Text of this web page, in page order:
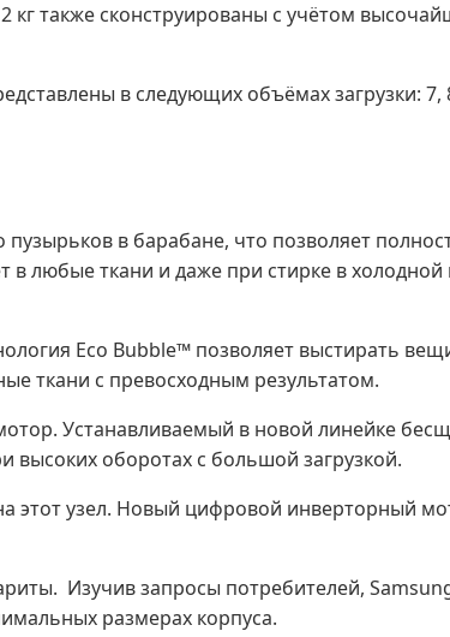
также сконструированы с учётом
в следующих объёмах загрузки: 7,
пузырьков в барабане, что позволяет
любые ткани и даже при стирке в
Eco Bubble™ позволяет выстирать
ткани с превосходным результатом.
Устанавливаемый в новой линейке
высоких оборотах с большой загрузкой.
этот узел. Новый цифровой инверторный
Изучив запросы потребителей,
размерах корпуса.